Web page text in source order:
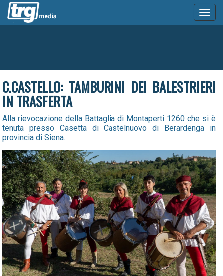
C.CASTELLO: TAMBURINI DEI BALESTRIERI
IN TRASFERTA
Alla rievocazione della Battaglia di Montaperti 1260 che si è
tenuta presso Casetta di Castelnuovo di Berardenga in
provincia di Siena.